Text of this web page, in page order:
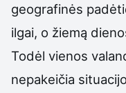
geografinės
ilgai, o žiemą
Todėl vienos
nepakeičia